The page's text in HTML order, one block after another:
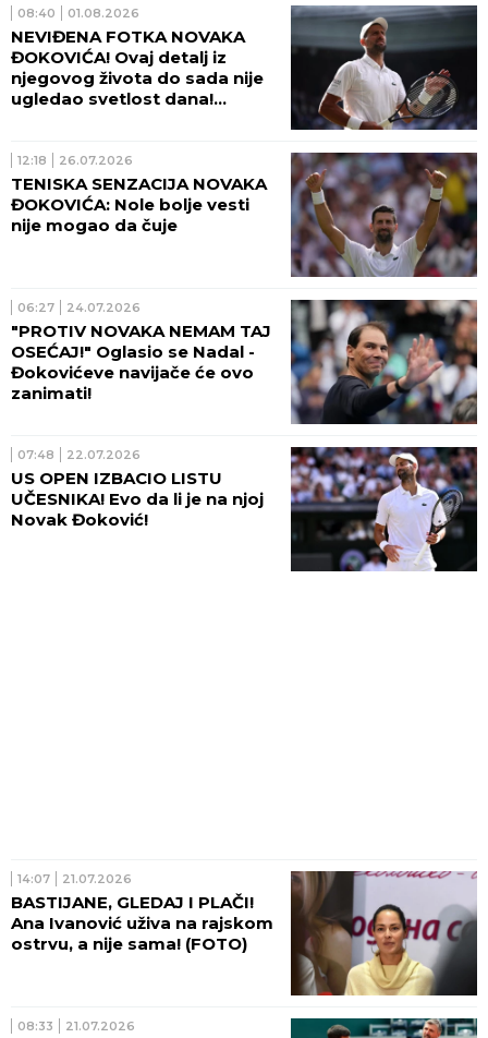
08:40 01.08.2026
NEVIĐENA FOTKA NOVAKA
ĐOKOVIĆA! Ovaj detalj iz
njegovog života do sada nije
ugledao svetlost dana!
12:18 26.07.2026
TENISKA SENZACIJA NOVAKA
ĐOKOVIĆA: Nole bolje vesti
nije mogao da čuje
06:27 24.07.2026
"PROTIV NOVAKA NEMAM TAJ
OSEĆAJ!" Oglasio se Nadal -
Đokovićeve navijače će ovo
zanimati!
07:48 22.07.2026
US OPEN IZBACIO LISTU
UČESNIKA! Evo da li je na njoj
Novak Đoković!
14:07 21.07.2026
BASTIJANE, GLEDAJ I PLAČI!
Ana Ivanović uživa na rajskom
ostrvu, a nije sama! (FOTO)
08:33 21.07.2026